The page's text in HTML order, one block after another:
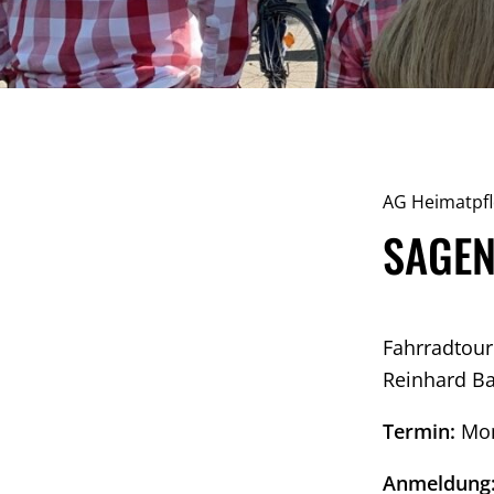
AG
Reinhard
Termin:
Anmeldung: